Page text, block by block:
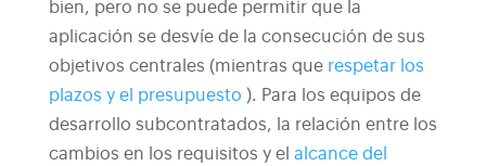
bien, pero no se puede permitir que la
aplicación se desvíe de la consecución de sus
objetivos centrales (mientras que respetar los
plazos y el presupuesto ). Para los equipos de
desarrollo subcontratados, la relación entre los
cambios en los requisitos y el alcance del